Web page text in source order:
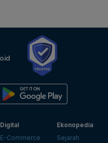
Digital
E-Commerce
Ekonopedia
Sejarah